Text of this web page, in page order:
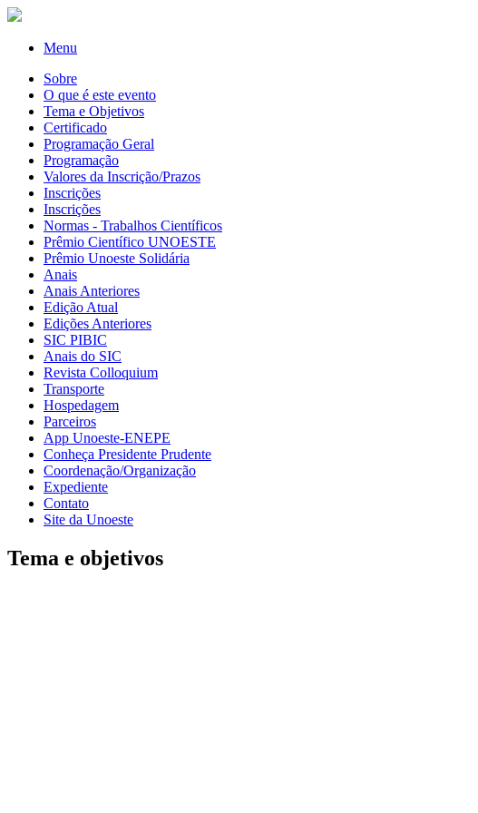
Menu
Sobre
O que é este evento
Tema e Objetivos
Certificado
Programação Geral
Programação
Valores da Inscrição/Prazos
Inscrições
Inscrições
Normas - Trabalhos Científicos
Prêmio Científico UNOESTE
Prêmio Unoeste Solidária
Anais
Anais Anteriores
Edição Atual
Edições Anteriores
SIC PIBIC
Anais do SIC
Revista Colloquium
Transporte
Hospedagem
Parceiros
App Unoeste-ENEPE
Conheça Presidente Prudente
Coordenação/Organização
Expediente
Contato
Site da Unoeste
Tema e objetivos